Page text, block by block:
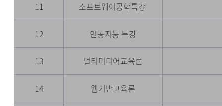
11 소프트웨어공학특강
12 인공지능 특강
13 멀티미디어교육론
14 웹기반교육론